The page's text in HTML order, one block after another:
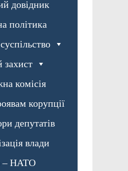
довідник
політика
захист
комісія
корупції
депутатів
влади
– НАТО